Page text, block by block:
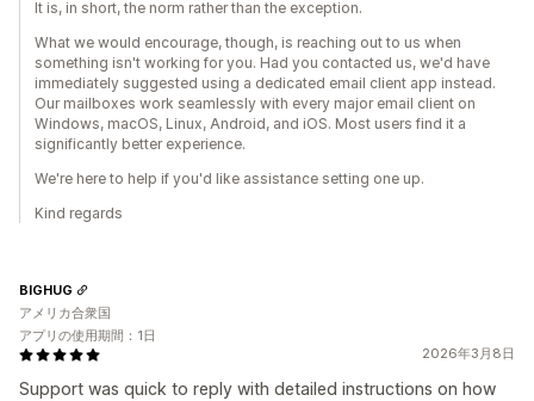
It is, in short, the norm rather than the exception.
What we would encourage, though, is reaching out to us when
something isn't working for you. Had you contacted us, we'd have
immediately suggested using a dedicated email client app instead.
Our mailboxes work seamlessly with every major email client on
Windows, macOS, Linux, Android, and iOS. Most users find it a
significantly better experience.
We're here to help if you'd like assistance setting one up.
Kind regards
2026年3月8日
Support was quick to reply with detailed instructions on how
BIGHUG
アメリカ合衆国
アプリの使用期間：1日